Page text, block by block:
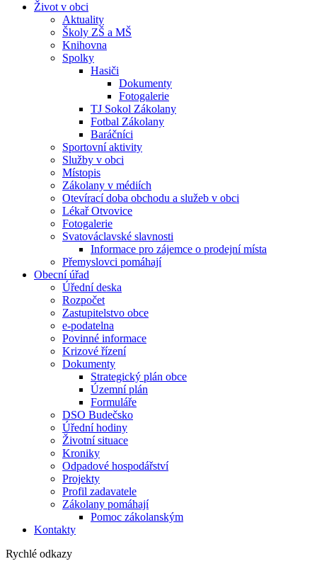
Život v obci
Aktuality
Školy ZŠ a MŠ
Knihovna
Spolky
Hasiči
Dokumenty
Fotogalerie
TJ Sokol Zákolany
Fotbal Zákolany
Baráčníci
Sportovní aktivity
Služby v obci
Místopis
Zákolany v médiích
Otevírací doba obchodu a služeb v obci
Lékař Otvovice
Fotogalerie
Svatováclavské slavnosti
Informace pro zájemce o prodejní místa
Přemyslovci pomáhají
Obecní úřad
Úřední deska
Rozpočet
Zastupitelstvo obce
e-podatelna
Povinné informace
Krizové řízení
Dokumenty
Strategický plán obce
Územní plán
Formuláře
DSO Budečsko
Úřední hodiny
Životní situace
Kroniky
Odpadové hospodářství
Projekty
Profil zadavatele
Zákolany pomáhají
Pomoc zákolanským
Kontakty
Rychlé odkazy